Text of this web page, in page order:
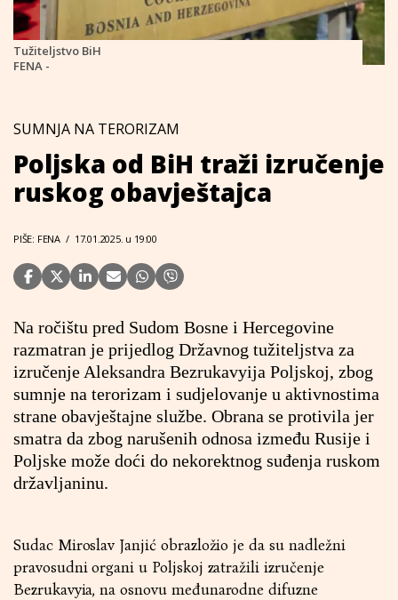
Tužiteljstvo BiH
FENA -
SUMNJA NA TERORIZAM
Poljska od BiH traži izručenje
ruskog obavještajca
PIŠE: FENA / 17.01.2025. u 19:00
Na ročištu pred Sudom Bosne i Hercegovine
razmatran je prijedlog Državnog tužiteljstva za
izručenje Aleksandra Bezrukavyija Poljskoj, zbog
sumnje na terorizam i sudjelovanje u aktivnostima
strane obavještajne službe. Obrana se protivila jer
smatra da zbog narušenih odnosa između Rusije i
Poljske može doći do nekorektnog suđenja ruskom
državljaninu.
Sudac Miroslav Janjić obrazložio je da su nadležni
pravosudni organi u Poljskoj zatražili izručenje
Bezrukavyia, na osnovu međunarodne difuzne